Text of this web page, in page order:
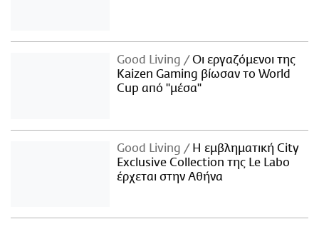
Good Living
Οι εργαζόμενοι της
Kaizen Gaming βίωσαν το World
Cup από "μέσα"
Good Living
Η εμβληματική City
Exclusive Collection της Le Labo
έρχεται στην Αθήνα